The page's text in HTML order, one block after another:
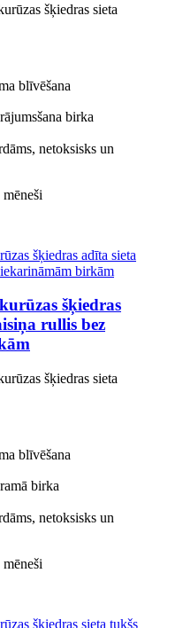
šķiedras sieta
blīvēšana
šana birka
netoksisks un
šķiedras
rullis bez
šķiedras sieta
blīvēšana
birka
netoksisks un